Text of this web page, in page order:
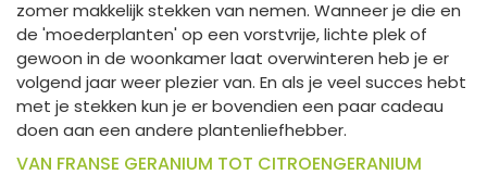
zomer makkelijk stekken van nemen. Wanneer je die en
de 'moederplanten' op een vorstvrije, lichte plek of
gewoon in de woonkamer laat overwinteren heb je er
volgend jaar weer plezier van. En als je veel succes hebt
met je stekken kun je er bovendien een paar cadeau
doen aan een andere plantenliefhebber.
VAN FRANSE GERANIUM TOT CITROENGERANIUM